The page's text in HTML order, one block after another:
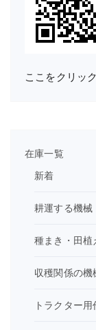
ここをクリッ
在庫一覧
新着
耕運する機械
種まき・田植
収穫関係の機
トラクター